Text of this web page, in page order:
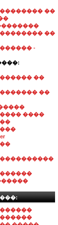
�������� ��
�������� ��
-
��
��
����